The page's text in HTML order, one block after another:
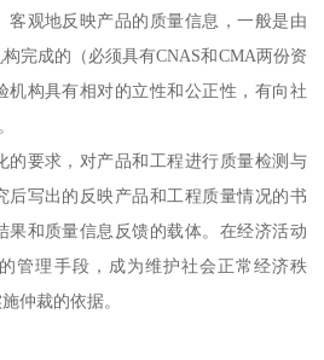
客观地反映产品的质量信息，一般是由
完成的（必须具有CNAS和CMA两份资
机构具有相对的立性和公正性，有向社
的要求，对产品和工程进行质量检测与
后写出的反映产品和工程质量情况的书
果和质量信息反馈的载体。在经济活动
管理手段，成为维护社会正常经济秩
仲裁的依据。